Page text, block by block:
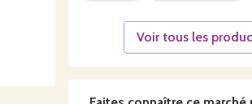
Voir tous les